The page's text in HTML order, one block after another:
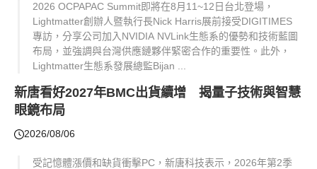
2026 OCPAPAC Summit即將在8月11~12日台北登場，
Lightmatter創辦人暨執行長Nick Harris展前接受DIGITIMES
專訪，分享公司加入NVIDIA NVLink生態系的優勢和技術藍圖
布局，並強調與台灣供應鏈夥伴緊密合作的重要性。此外，
Lightmatter生態系發展總監Bijan ...
新唐看好2027年BMC出貨續增 揭量子技術與智慧
眼鏡布局
2026/08/06
受記憶體漲價和缺貨衝擊PC，新唐科技表示，2026年第2季